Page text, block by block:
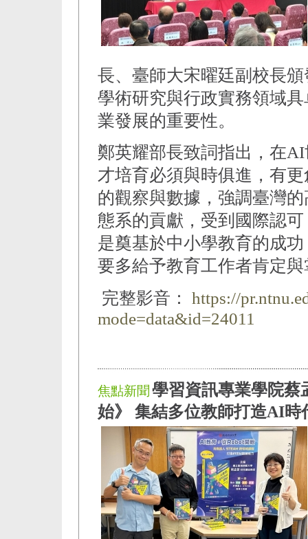
長、臺師大宋曜廷副校長
學術研究與行政實務領域
業發展的重要性。
鄭英耀部長致詞指出，在
才培育必須與時俱進，有
的觀察與數據，強調臺灣
態系的貢獻，受到國際認
是奠基於中小學教育的成
要多給予教育工作者肯定與
完整影音：
https://
mode=data&id=24011
焦點新聞學習資訊專業學院蔡
始》 集結多位教師打造AI時